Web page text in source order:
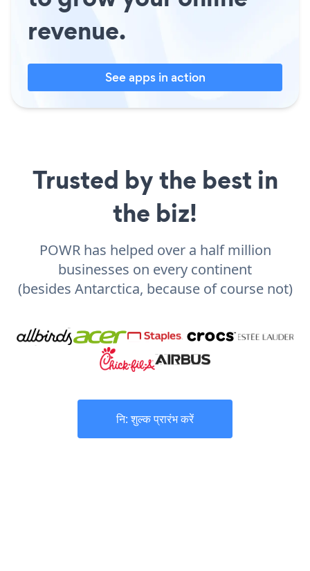
revenue.
See apps in action
Trusted by the best in
the biz!
POWR has helped over a half million
businesses on every continent
(besides Antarctica, because of course not)
नि: शुल्क प्रारंभ करें